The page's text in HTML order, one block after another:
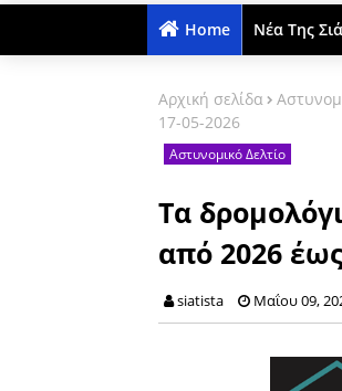
Home Νέα Της
Αρχική σελίδα
17-05-2026
Αστυνομικό Δελτίο
Tα
από 2026
siatista Μαΐου 09,